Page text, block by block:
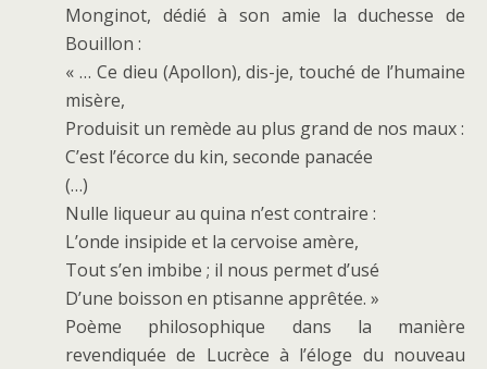
Monginot, dédié à son amie la duchesse de
Bouillon :
« … Ce dieu (Apollon), dis-je, touché de l’humaine
misère,
Produisit un remède au plus grand de nos maux :
C’est l’écorce du kin, seconde panacée
(…)
Nulle liqueur au quina n’est contraire :
L’onde insipide et la cervoise amère,
Tout s’en imbibe ; il nous permet d’usé
D’une boisson en ptisanne apprêtée. »
Poème philosophique dans la manière
revendiquée de Lucrèce à l’éloge du nouveau